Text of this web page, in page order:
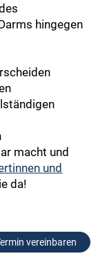
hingegen
macht und
und
da!
vereinbaren